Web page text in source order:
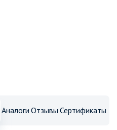
Аналоги Отзывы Сертификаты